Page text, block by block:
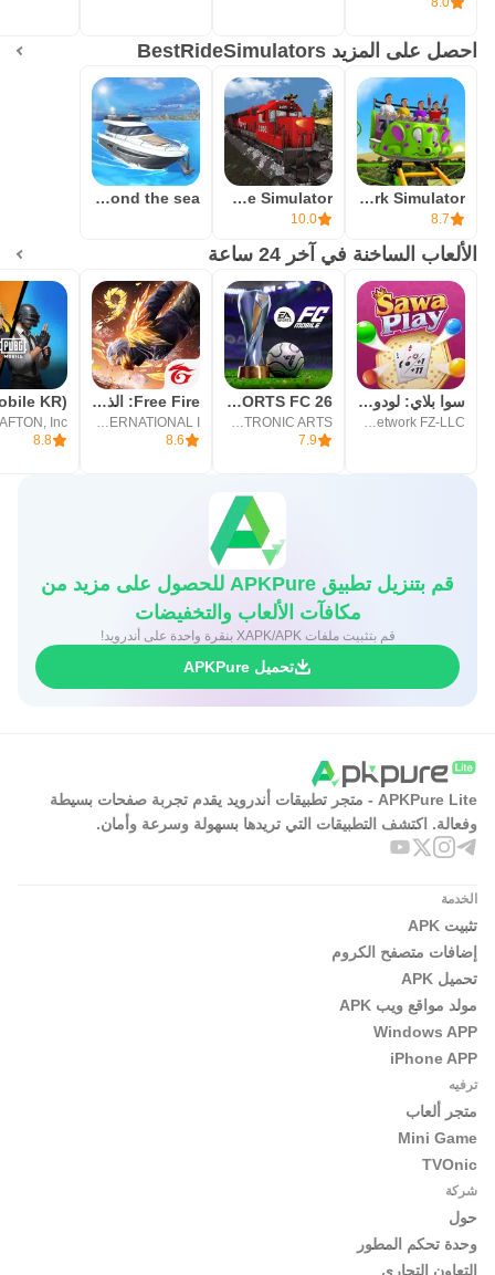
احصل على المزيد BestRideSimulators
Theme Park Simulator
8.7
Train Ride Simulator
10.0
Boat Simulator: Beyond the sea
الألعاب الساخنة في آخر 24 ساعة
سوا بلاي: لودو، جاكارو، كيرم
Alef Innovation Network FZ-LLC
EA SPORTS FC 26
ELECTRONIC ARTS
7.9
Free Fire: الذكرى السنوية 9
GARENA INTERNATIONAL I
8.6
Inc.
8.8
قم بتنزيل تطبيق APKPure للحصول على مزيد من
مكافآت الألعاب والتخفيضات
قم بتثبيت ملفات XAPK/APK بنقرة واحدة على أندرويد!
تحميل APKPure
APKPure Lite - متجر تطبيقات أندرويد يقدم تجربة صفحات بسيطة
وفعالة. اكتشف التطبيقات التي تريدها بسهولة وسرعة وأمان.
الخدمة
تثبيت APK
إضافات متصفح الكروم
تحميل APK
مولد مواقع ويب APK
Windows APP
iPhone APP
ترفيه
متجر ألعاب
Mini Game
TVOnic
شركة
حول
وحدة تحكم المطور
التعاون التجاري